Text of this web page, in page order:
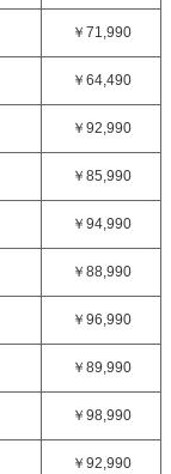
￥71,990
￥64,490
￥92,990
￥85,990
￥94,990
￥88,990
￥96,990
￥89,990
￥98,990
￥92,990